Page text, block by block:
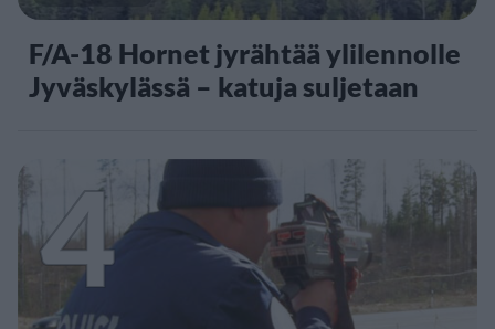
F/A-18 Hornet jyrähtää ylilennolle
Jyväskylässä – katuja suljetaan
4